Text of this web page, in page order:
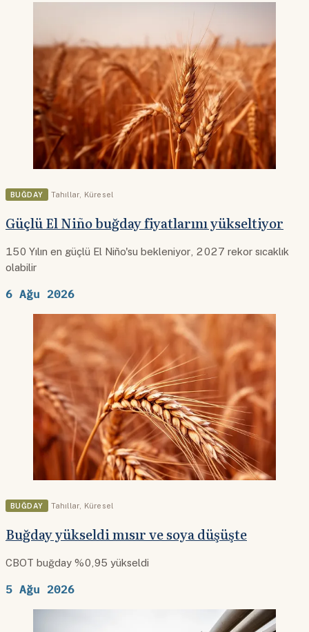
BUĞDAY Tahıllar Küresel
Güçlü El Niño buğday fiyatlarını yükseltiyor
150 Yılın en güçlü El Niño'su bekleniyor, 2027 rekor sıcaklık
olabilir
6 Ağu 2026
BUĞDAY Tahıllar, Küresel
Buğday yükseldi mısır ve soya düşüşte
CBOT buğday %0,95 yükseldi
5 Ağu 2026